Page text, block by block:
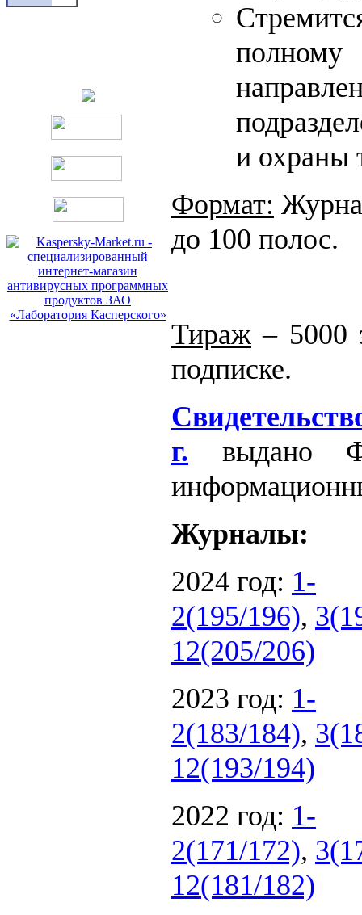
и охраны
Формат:
до 100 полос.
Тираж – 5000
подписке.
г. выдано
Журналы:
2024 год: 1-
2(195/196),
12(205/206)
2023 год: 1-
2(183/184),
12(193/194)
2022 год: 1-
2(171/172),
12(181/182)